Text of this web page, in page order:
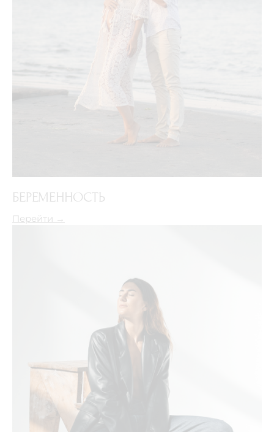
БЕРЕМЕННОСТЬ
Перейти →